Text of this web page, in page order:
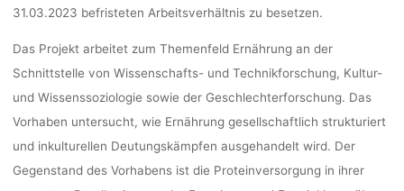
31.03.2023 befristeten Arbeitsverhältnis zu besetzen.
Das Projekt arbeitet zum Themenfeld Ernährung an der
Schnittstelle von Wissenschafts- und Technikforschung, Kultur-
und Wissenssoziologie sowie der Geschlechterforschung. Das
Vorhaben untersucht, wie Ernährung gesellschaftlich strukturiert
und inkulturellen Deutungskämpfen ausgehandelt wird. Der
Gegenstand des Vorhabens ist die Proteinversorgung in ihrer